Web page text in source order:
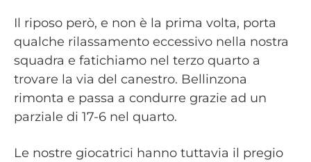
Il riposo però, e non è la prima volta, porta
qualche rilassamento eccessivo nella nostra
squadra e fatichiamo nel terzo quarto a
trovare la via del canestro. Bellinzona
rimonta e passa a condurre grazie ad un
parziale di 17-6 nel quarto.
Le nostre giocatrici hanno tuttavia il pregio